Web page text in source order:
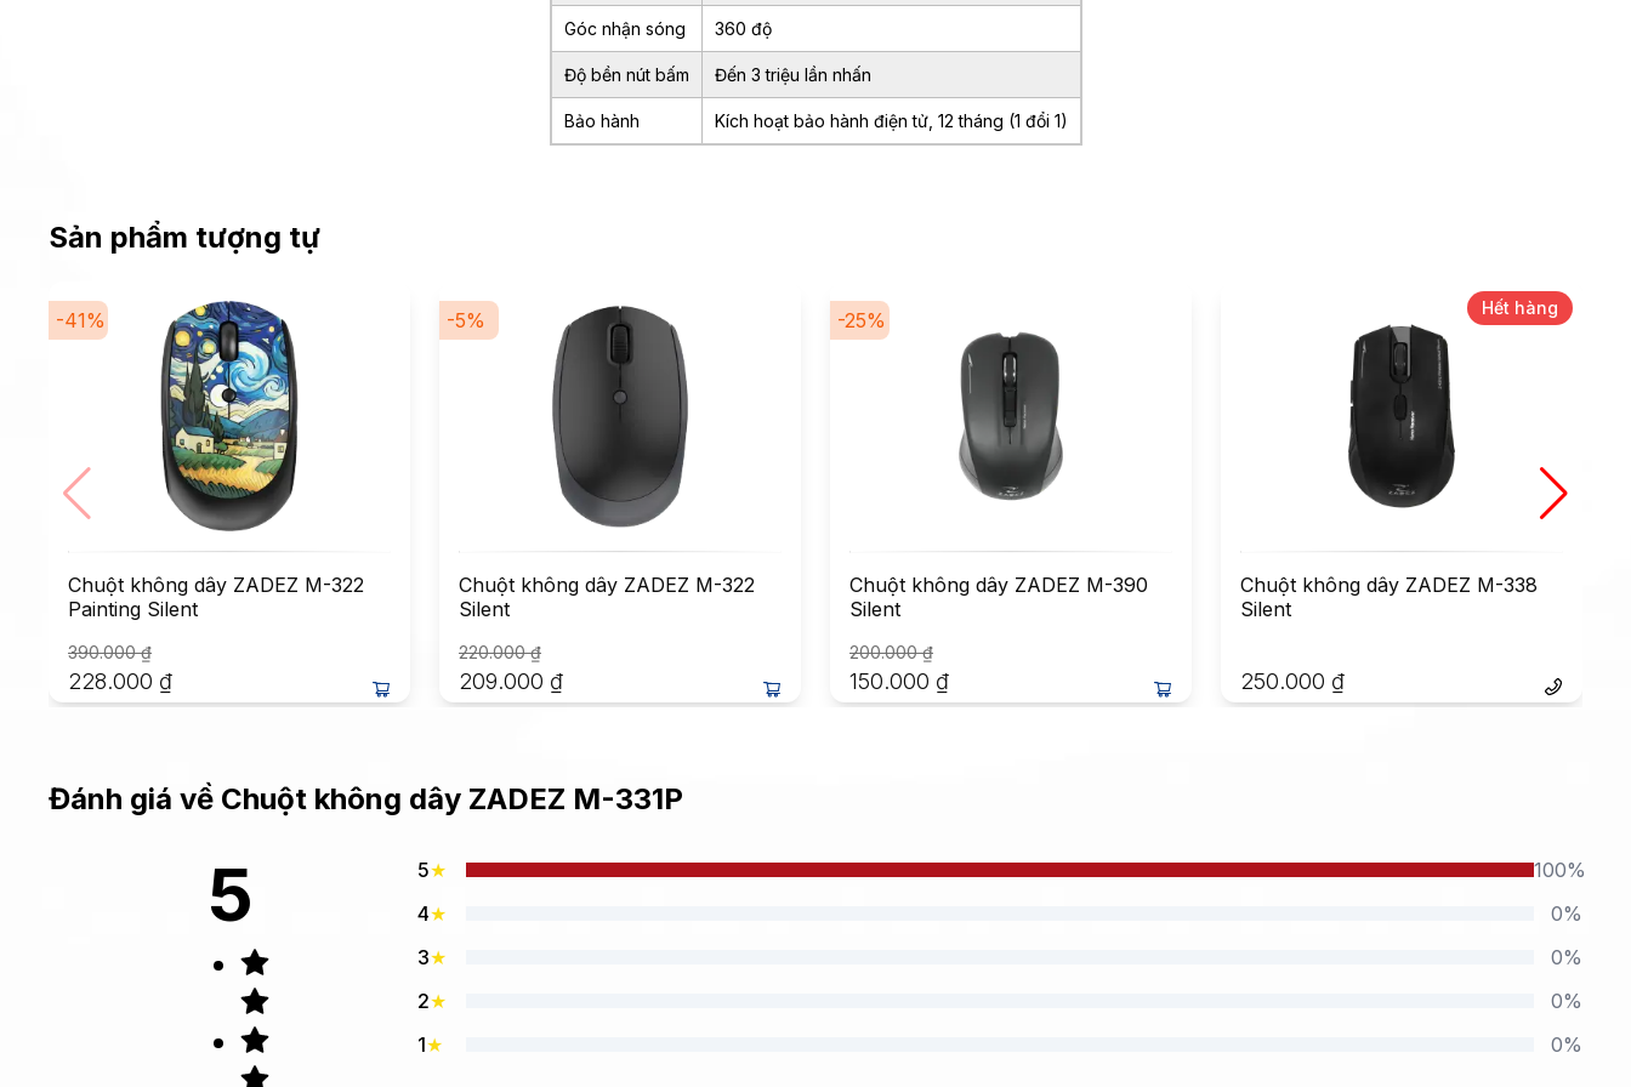
Góc nhận sóng 360 độ
Độ bền nút bấm Đến 3 triệu lần nhấn
Bảo hành Kích hoạt bảo hành điện tử, 12 tháng (1 đổi 1)
Sản phẩm tượng tự
-41%
Chuột không dây ZADEZ M-322
Painting Silent
390.000₫
228.000 ₫
-5%
Chuột không dây ZADEZ M-322
Silent
220.000₫
209.000 ₫
-25%
Chuột không dây ZADEZ M-390
Silent
200.000₫
150.000 ₫
Hết hàng
Chuột không dây ZADEZ M-338
Silent
250.000 ₫
Đánh giá về Chuột không dây ZADEZ M-331P
5 5★
100%
4★
0%
3★
0%
2★
0%
1★ 0%